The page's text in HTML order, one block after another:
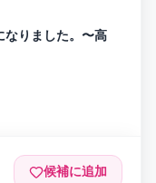
なりました。〜高
候補に追加